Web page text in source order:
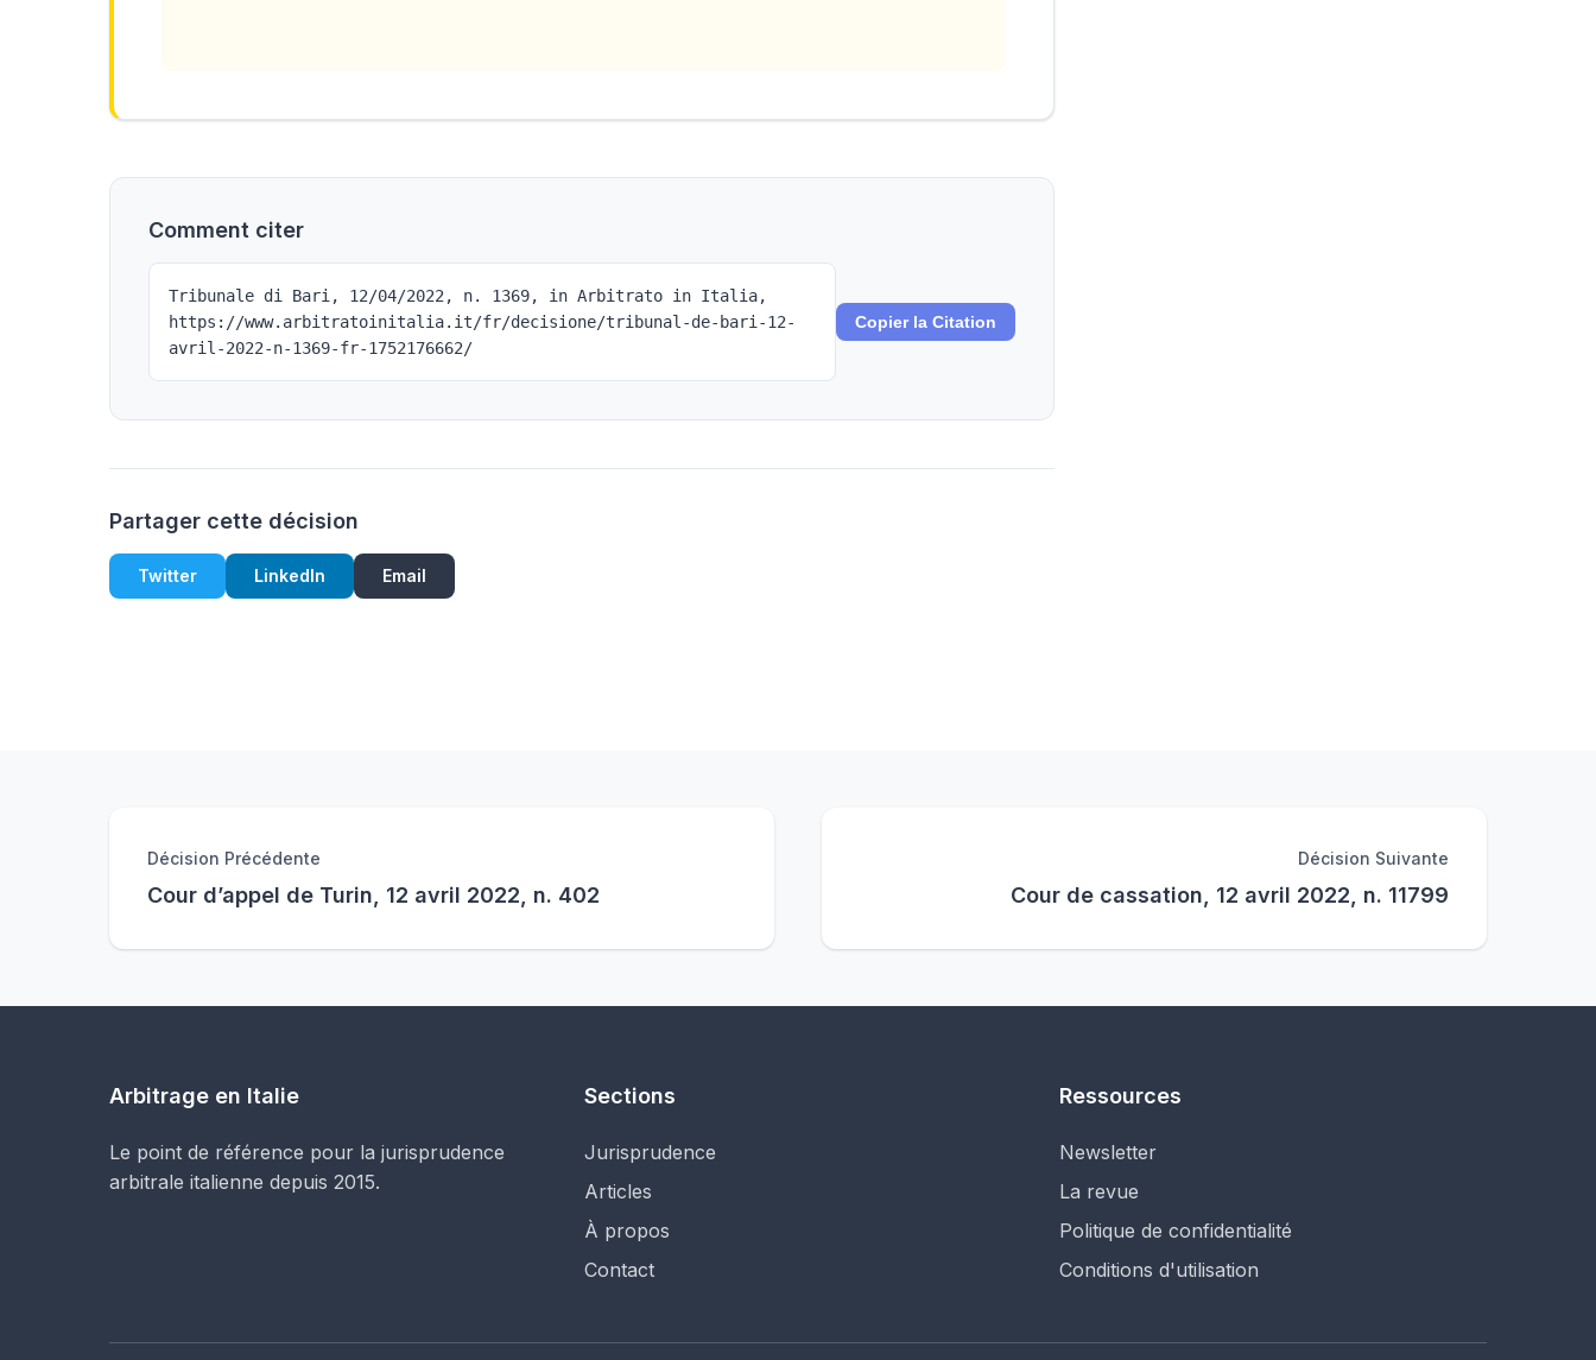
Comment citer
Tribunale di Bari, 12/04/2022, n. 1369, in Arbitrato in Italia,
https://www.arbitratoinitalia.it/fr/decisione/tribunal-de-bari-12-
avril-2022-n-1369-fr-1752176662/
Copier la Citation
Partager cette décision
Twitter LinkedIn Email
Décision Précédente
Cour d’appel de Turin, 12 avril 2022, n. 402
Décision Suivante
Cour de cassation, 12 avril 2022, n. 11799
Arbitrage en Italie
Le point de référence pour la jurisprudence
arbitrale italienne depuis 2015.
Sections
Jurisprudence
Articles
À propos
Contact
Ressources
Newsletter
La revue
Politique de confidentialité
Conditions d'utilisation